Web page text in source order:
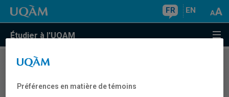
FR EN
Étudier à l'UQAM
COURS//
cycle du primaire
Préférences en matière de témoins